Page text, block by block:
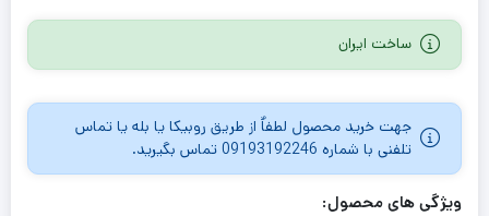
ساخت ایران
جهت خرید محصول لطفاٌ از طریق روبیکا یا بله یا تماس
تلفنی با شماره 09193192246 تماس بگیرید.
ویژگی های محصول: